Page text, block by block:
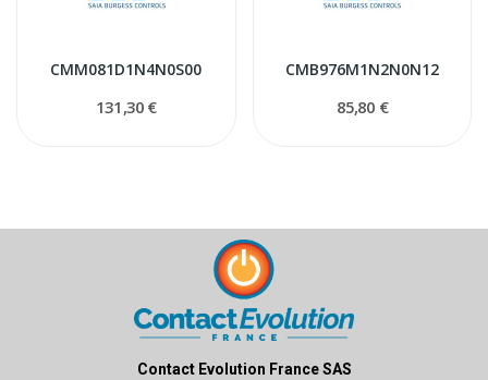
CMM081D1N4N0S00
131,30 €
CMB976M1N2N0N12
85,80 €
Contact Evolution France SAS